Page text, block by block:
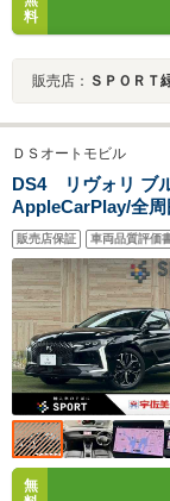
料
販売店： ＳＰＯＲＴ
ＤＳオートモビル
DS4 リヴォリ ブ
AppleCarPlay/全周
ター&ベンチレー
ス充電/ブラインド
プレイ/パドルシフ
販売店保証 車両品質評価
無